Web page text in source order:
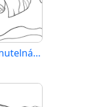
Nezuko Tisknutelná Zdarma